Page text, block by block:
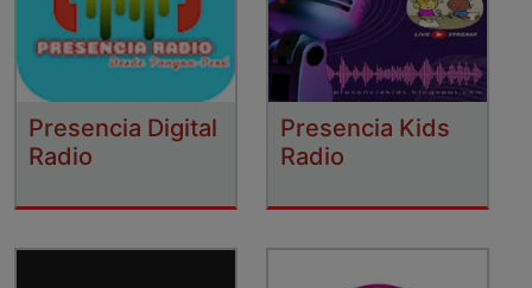
Presencia Digital
Radio
Presencia Kids
Radio